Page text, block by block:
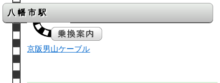
八幡市駅
京阪男山ケーブル